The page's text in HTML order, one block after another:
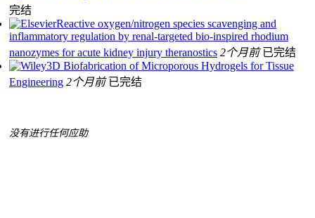
完结
Reactive oxygen/nitrogen species scavenging and
inflammatory regulation by renal-targeted bio-inspired rhodium
nanozymes for acute kidney injury theranostics 2个月前 已完结
3D Biofabrication of Microporous Hydrogels for Tissue
Engineering 2个月前 已完结
没有进行任何应助